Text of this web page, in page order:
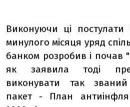
Виконуючи ці постулати
минулого місяця уряд
банком розробив і почав
як заявила тоді
виконувати так званий
пакет - План